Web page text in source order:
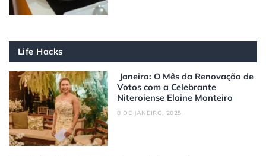
Life Hacks
Janeiro: O Mês da Renovação de
Votos com a Celebrante
Niteroiense Elaine Monteiro
8 DE JANEIRO, 2025